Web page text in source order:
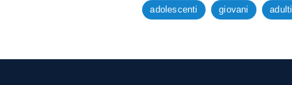
adolescenti giovani adulti